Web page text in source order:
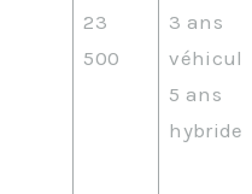
23
500
3 ans
5 ans
hybride